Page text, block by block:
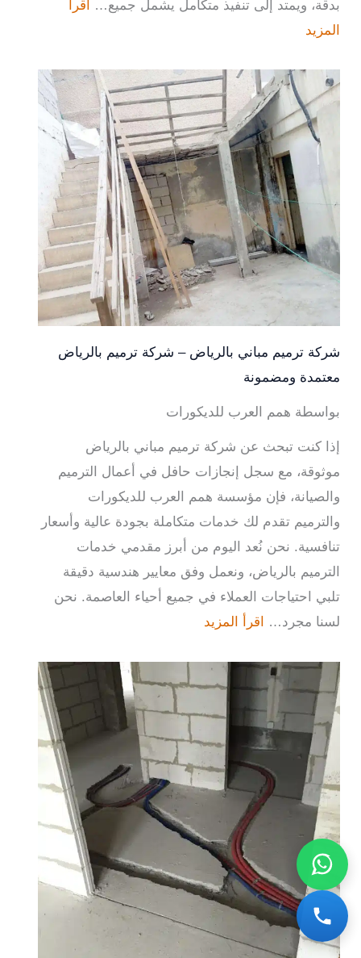
بدقة، ويمتد إلى تنفيذ متكامل يشمل جميع…
اقرأ
المزيد
شركة ترميم مباني بالرياض – شركة ترميم بالرياض
معتمدة ومضمونة
بواسطة همم العرب للديكورات
إذا كنت تبحث عن شركة ترميم مباني بالرياض
موثوقة، مع سجل إنجازات حافل في أعمال الترميم
والصيانة، فإن مؤسسة همم العرب للديكورات
والترميم تقدم لك خدمات متكاملة بجودة عالية وأسعار
تنافسية. نحن نُعد اليوم من أبرز مقدمي خدمات
الترميم بالرياض، ونعمل وفق معايير هندسية دقيقة
تلبي احتياجات العملاء في جميع أحياء العاصمة. نحن
لسنا مجرد…
اقرأ المزيد